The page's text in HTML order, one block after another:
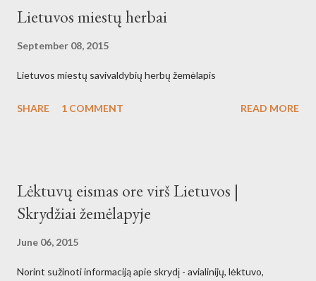
Lietuvos miestų herbai
September 08, 2015
Lietuvos miestų savivaldybių herbų žemėlapis
SHARE 1 COMMENT READ MORE
Lėktuvų eismas ore virš Lietuvos |
Skrydžiai žemėlapyje
June 06, 2015
Norint sužinoti informaciją apie skrydį - avialinijų, lėktuvo,